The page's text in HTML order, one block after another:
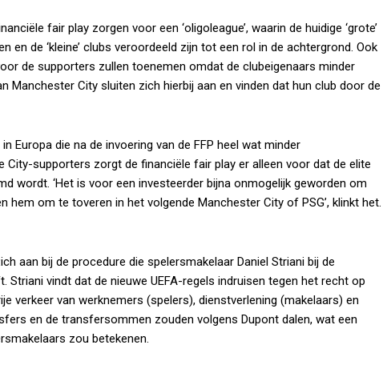
fair play zorgen voor een ‘oligoleague’, waarin de huidige ‘grote’
en de ‘kleine’ clubs veroordeeld zijn tot een rol in de achtergrond. Ook
de supporters zullen toenemen omdat de clubeigenaars minder
Manchester City sluiten zich hierbij aan en vinden dat hun club door de
Europa die na de invoering van de FFP heel wat minder
City-supporters zorgt de financiële fair play er alleen voor dat de elite
wordt. ‘Het is voor een investeerder bijna onmogelijk geworden om
hem om te toveren in het volgende Manchester City of PSG’, klinkt het.
aan bij de procedure die spelersmakelaar Daniel Striani bij de
Striani vindt dat de nieuwe UEFA-regels indruisen tegen het recht op
verkeer van werknemers (spelers), dienstverlening (makelaars) en
en de transfersommen zouden volgens Dupont dalen, wat een
zou betekenen.